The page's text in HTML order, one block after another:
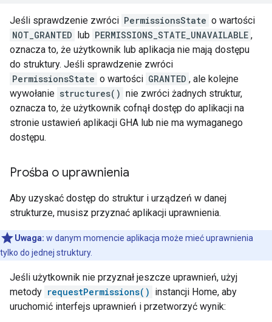
Jeśli sprawdzenie zwróci PermissionsState o wartości
NOT_GRANTED lub PERMISSIONS_STATE_UNAVAILABLE ,
oznacza to, że użytkownik lub aplikacja nie mają dostępu
do struktury. Jeśli sprawdzenie zwróci
PermissionsState o wartości GRANTED , ale kolejne
wywołanie structures() nie zwróci żadnych struktur,
oznacza to, że użytkownik cofnął dostęp do aplikacji na
stronie ustawień aplikacji GHA lub nie ma wymaganego
dostępu.
Prośba o uprawnienia
Aby uzyskać dostęp do struktur i urządzeń w danej
strukturze, musisz przyznać aplikacji uprawnienia.
Uwaga: w danym momencie aplikacja może mieć uprawnienia
tylko do jednej struktury.
Jeśli użytkownik nie przyznał jeszcze uprawnień, użyj
metody requestPermissions() instancji Home, aby
uruchomić interfejs uprawnień i przetworzyć wynik: